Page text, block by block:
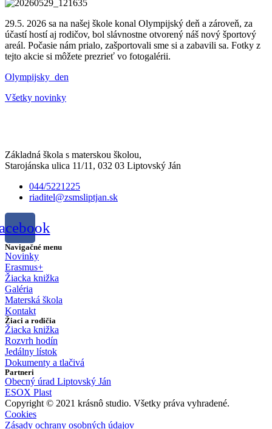
29.5. 2026 sa na našej škole konal Olympijský deň a zároveň, za
účastí hostí aj rodičov, bol slávnostne otvorený náš nový športový
areál. Počasie nám prialo, zašportovali sme si a zabavili sa. Fotky z
tejto akcie si môžete prezrieť vo fotogalérii.
Olympijsky_den
Všetky novinky
Základná škola s materskou školou,
Starojánska ulica 11/11, 032 03 Liptovský Ján
044/5221225
riaditel@zsmsliptjan.sk
Navigačné menu
Novinky
Erasmus+
Žiacka knižka
Galéria
Materská škola
Kontakt
Žiaci a rodičia
Žiacka knižka
Rozvrh hodín
Jedálny lístok
Dokumenty a tlačivá
Partneri
Obecný úrad Liptovský Ján
ESOX Plast
Copyright © 2021 krásnô studio. Všetky práva vyhradené.
Cookies
Zásady ochrany osobných údajov